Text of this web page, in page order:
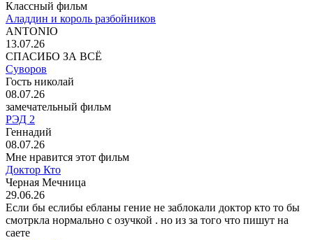
Классный фильм
Аладдин и король разбойников
ANTONIO
13.07.26
СПАСИБО ЗА ВСЁ
Суворов
Гость николай
08.07.26
замечательный фильм
РЭД 2
Геннадий
08.07.26
Мне нравится этот фильм
Доктор Кто
Черная Мечница
29.06.26
Если бы еслибы ебланы гение не заблокали доктор кто то бы
смотркла нормально с озучкой . но из за того что пишут на
саете